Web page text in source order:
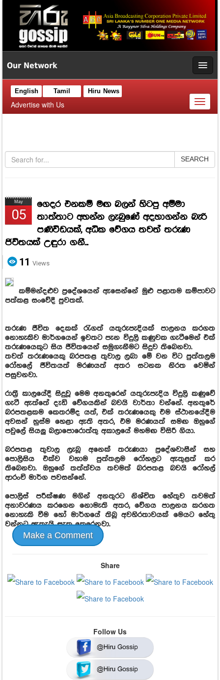
Our Network
English Tamil Hiru News
Advertise with Us
Toggle
SEARCH
May
05
ගෙදර එනකම් මඟ බලන් හිටපු අම්මා
තාත්තාට අහන්න ලැබුණේ අදහාගන්න බැරි
පණිවිඩයක්, අධික වේගය තවත් තරුණ
ජිවිතයක් උඳුරා ගනී...
11 Views
කම්මන්දළුව ප්‍රදේශයෙන් ඇසෙන්නේ මුළු පළාතම කම්පාවට
පත්කළ සංවේදී පුවතක්.
තරුණ ජීවිත දෙකක් රැගත් යතුරුපැදියක් පාලනය කරගත
නොහැකිව මාර්ගයෙන් ඉවතට පැන විදුලි කණුවක ගැටීමෙන් එක්
තරුණයෙකුට සිය ජීවිතයෙන් සමුගැනීමට සිදුව තිබෙනවා.
තවත් තරුණයෙකු බරපතළ තුවාල ලබා මේ වන විට පුත්තලම
රෝහලේ ජීවිතයත් මරණයත් අතර සටනක නිරත වෙමින්
පසුවනවා.
රාත්‍රී කාලයේදී සිදුවූ මෙම අනතුරෙන් යතුරුපැදිය විදුලි කණුවේ
ගැටී ඇත්තේ දැඩි වේගයකින් බවයි වාර්තා වන්නේ. අනතුරේ
බරපතළකම කෙතරම්ද යත්, එක් තරුණයෙකු එම ස්ථානයේදීම
අවසන් හුස්ම හෙළා ඇති අතර, එම මරණයත් සමඟ ඔහුගේ
පවුලේ සියලු බලාපොරොත්තු අකාලයේ මහමඟ විසිරී ගියා.
බරපතළ තුවාල ලැබූ අනෙක් තරුණයා ප්‍රදේශවාසීන් සහ
පොලිසිය එක්ව වහාම පුත්තලම රෝහලට ඇතුළත් කර
තිබෙනවා. ඔහුගේ තත්ත්වය තවමත් බරපතළ බවයි රෝහල්
ආරංචි මාර්ග පවසන්නේ.
පොලිස් පරීක්ෂණ මගින් අනතුරට නිශ්චිත හේතුව තවමත්
අනාවරණය කරගෙන නොමැති අතර, වේගය පාලනය කරගත
නොහැකි වීම හෝ මාර්ගයේ තිබූ අවහිරතාවයක් මෙයට හේතු
වන්නට ඇතැයි සැක කෙරෙනවා.
Make a Comment
Share
Follow Us